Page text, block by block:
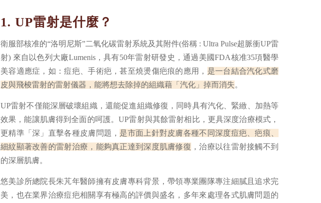
1. UP雷射是什麼？
衛服部核准的“洛明尼斯”二氧化碳雷射系統及其附件(俗稱 : Ultra Pulse超脈衝UP雷
射) 來自以色列大廠Lumenis，具有50年雷射研發史，通過美國FDA核准35項醫學
美容適應症，如：痘疤、手術疤，甚至燒燙傷疤痕的應用， 是一台結合汽化式磨
皮與飛梭雷射的雷射儀器，能將想去除掉的組織藉「汽化」掉而消失。
UP雷射不僅能深層破壞組織，還能促進組織修復，同時具有汽化、緊緻、加熱等
效果，能讓肌膚得到全面的呵護。UP雷射與其餘雷射相比，更具深度治療模式，
更精準「深」直擊各種皮膚問題， 是市面上針對皮膚各種不同深度痘疤、疤痕、
細紋顯著改善的雷射治療，能夠真正達到深度肌膚修復 ，治療以往雷射接觸不到
的深層肌膚。
悠美診所總院長朱芃年醫師擁有皮膚專科背景，帶領專業團隊專注細膩且追求完
美，也在業界治療痘疤相關享有極高的評價與盛名，多年來處理各式肌膚問題的